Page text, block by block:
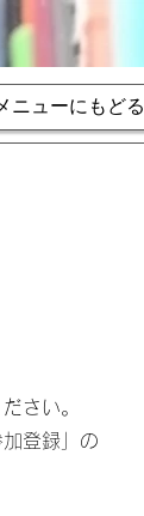
ニューにもどる
さい。
登録」の